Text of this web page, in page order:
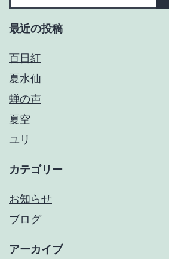
最近の投稿
百日紅
夏水仙
蝉の声
夏空
ユリ
カテゴリー
お知らせ
ブログ
アーカイブ